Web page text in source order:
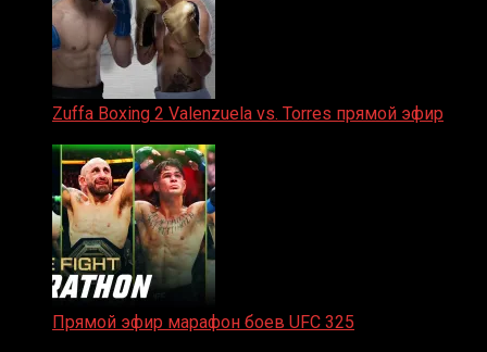
Zuffa Boxing 2 Valenzuela vs. Torres прямой эфир
Прямой эфир марафон боев UFC 325